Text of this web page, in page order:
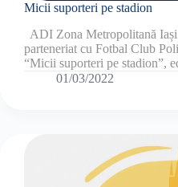
Micii suporteri pe stadion
ADI Zona Metropolitană
parteneriat cu Fotbal Club
“Micii suporteri pe stadion”,
01/03/2022